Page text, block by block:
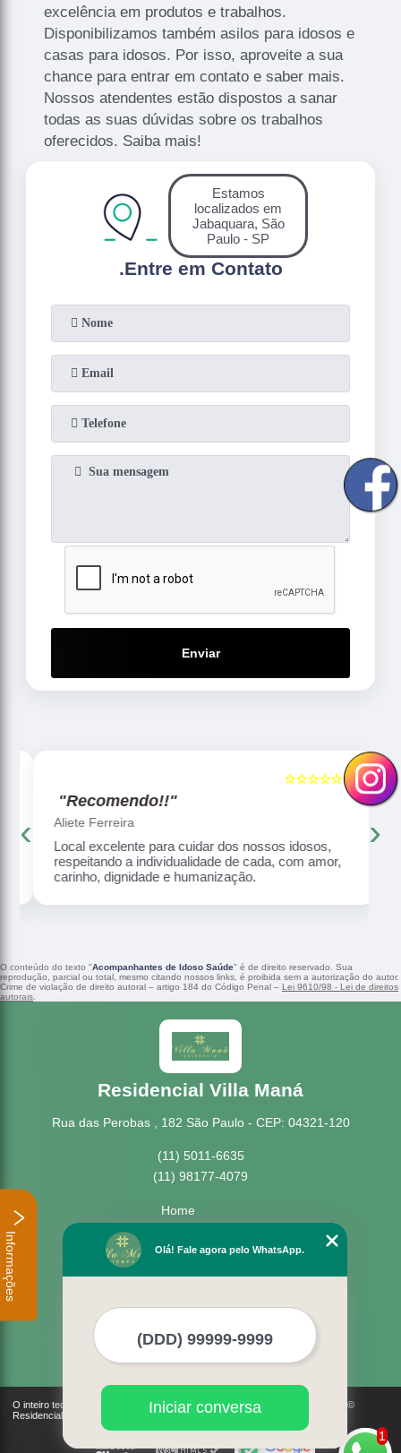
excelência em produtos e trabalhos.
Disponibilizamos também asilos para idosos e
casas para idosos. Por isso, aproveite a sua
chance para entrar em contato e saber mais.
Nossos atendentes estão dispostos a sanar
todas as suas dúvidas sobre os trabalhos
oferecidos. Saiba mais!
.Entre em Contato
Estamos
localizados em
Jabaquara, São
Paulo - SP
Enviar
5
☆☆☆☆☆
"Recomendo!!"
Aliete Ferreira
Local excelente para cuidar dos nossos idosos,
respeitando a individualidade de cada, com amor,
carinho, dignidade e humanização.
‹ ›
O conteúdo do texto "Acompanhantes de Idoso Saúde" é de direito reservado. Sua
reprodução, parcial ou total, mesmo citando nossos links, é proibida sem a autorização do autor.
Crime de violação de direito autoral – artigo 184 do Código Penal – Lei 9610/98 - Lei de direitos
autorais
Residencial Villa Maná
Rua das Perobas , 182 São Paulo - CEP: 04321-120
(11) 5011-6635
(11) 98177-4079
Home
Missão
Mais Serviços
O inteiro teor deste site está sujeito à proteção de direitos autorais. Copyright©
Residencial Villa Maná (Lei 9610 de 19/02/1998)
1
Olá! Fale agora pelo WhatsApp.
Iniciar conversa
Informações